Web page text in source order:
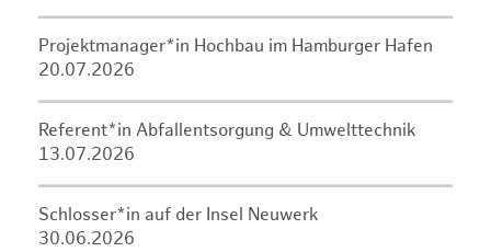
Projektmanager*in Hochbau im Hamburger Hafen
20.07.2026
Referent*in Abfallentsorgung & Umwelttechnik
13.07.2026
Schlosser*in auf der Insel Neuwerk
30.06.2026